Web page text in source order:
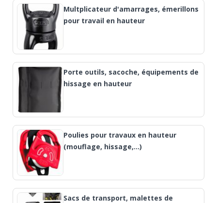
Multplicateur d'amarrages, émerillons
pour travail en hauteur
Porte outils, sacoche, équipements de
hissage en hauteur
Poulies pour travaux en hauteur
(mouflage, hissage,…)
Sacs de transport, malettes de